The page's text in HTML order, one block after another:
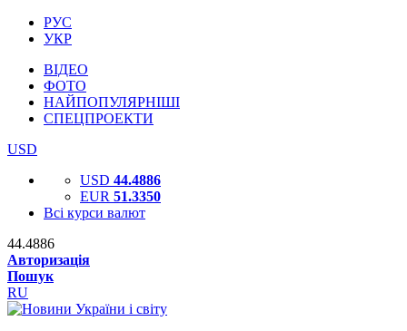
РУС
УКР
ВІДЕО
ФОТО
НАЙПОПУЛЯРНІШІ
СПЕЦПРОЕКТИ
USD
USD 44.4886
EUR 51.3350
Всі курси валют
44.4886
Авторизація
Пошук
RU